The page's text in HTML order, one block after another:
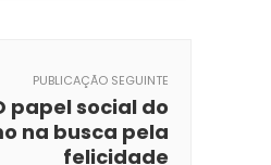
PUBLICAÇÃO SEGUINTE
papel social do
na busca pela
felicidade